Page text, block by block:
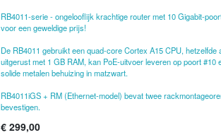
RB4011-serie - ongelooflijk krachtige router met 10 Gigabit-
voor een geweldige prijs!
De RB4011 gebruikt een quad-core Cortex A15 CPU,
uitgerust met 1 GB RAM, kan PoE-uitvoer leveren op poort
solide metalen behuizing in matzwart.
RB4011iGS + RM (Ethernet-model) bevat twee
bevestigen.
€ 299,00